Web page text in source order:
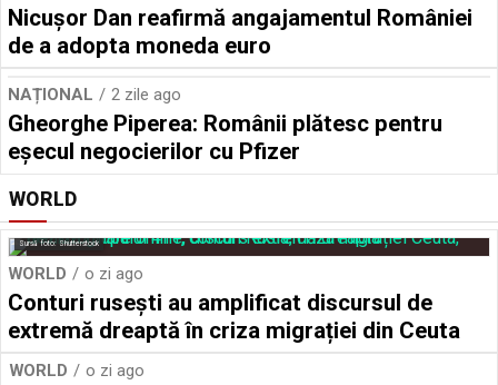
Nicușor Dan reafirmă angajamentul României
de a adopta moneda euro
NAȚIONAL 2 zile ago
Gheorghe Piperea: Românii plătesc pentru
eșecul negocierilor cu Pfizer
WORLD
Sursă foto: Shutterstock
WORLD o zi ago
Conturi rusești au amplificat discursul de
extremă dreaptă în criza migrației din Ceuta
WORLD o zi ago